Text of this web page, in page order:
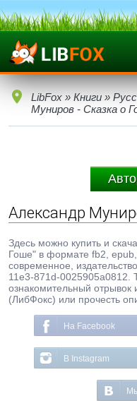
LibFox » Книги »
Муниров - Сказка о
Александр
Здесь можно купить и
Гоше" в формате fb2,
современное,
11e3-871d-0025905a0812.
ознакомительный отрывок
(ЛибФокс) или прочесть
На Facebook
В Instagram